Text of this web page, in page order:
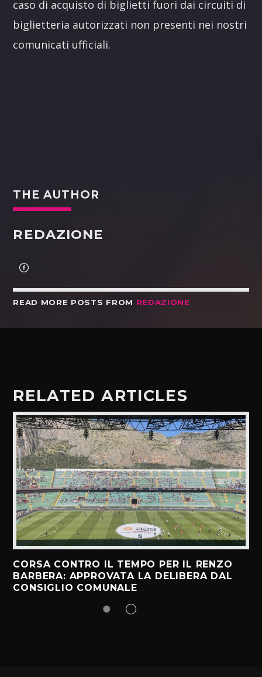
caso di acquisto di biglietti fuori dai circuiti di
biglietteria autorizzati non presenti nei nostri
comunicati ufficiali.
THE AUTHOR
REDAZIONE
READ MORE POSTS FROM REDAZIONE
RELATED ARTICLES
CORSA CONTRO IL TEMPO PER IL RENZO
BARBERA: APPROVATA LA DELIBERA DAL
CONSIGLIO COMUNALE